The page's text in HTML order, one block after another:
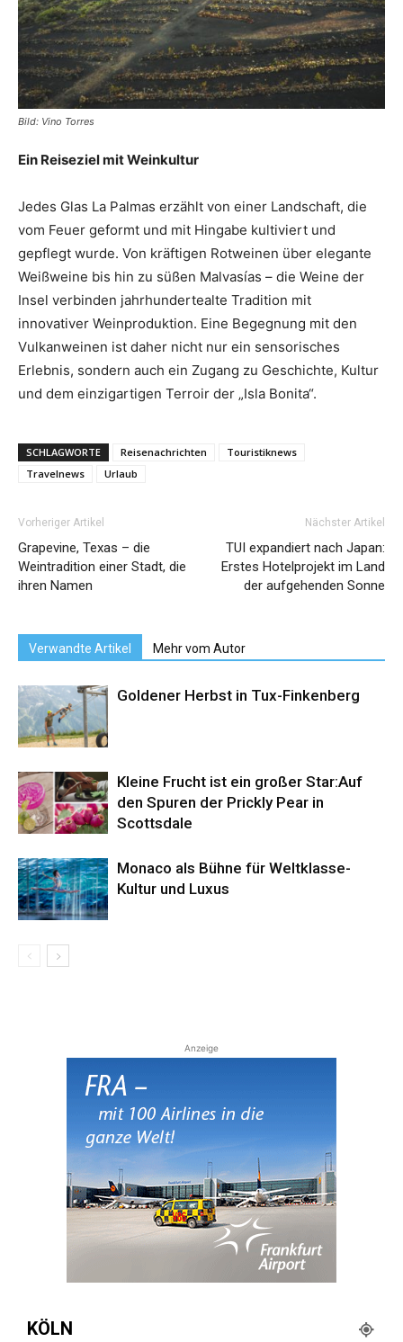
Bild: Vino Torres
Ein Reiseziel mit Weinkultur
Jedes Glas La Palmas erzählt von einer Landschaft, die
vom Feuer geformt und mit Hingabe kultiviert und
gepflegt wurde. Von kräftigen Rotweinen über elegante
Weißweine bis hin zu süßen Malvasías – die Weine der
Insel verbinden jahrhundertealte Tradition mit
innovativer Weinproduktion. Eine Begegnung mit den
Vulkanweinen ist daher nicht nur ein sensorisches
Erlebnis, sondern auch ein Zugang zu Geschichte, Kultur
und dem einzigartigen Terroir der „Isla Bonita“.
SCHLAGWORTE Reisenachrichten
Touristiknews
Travelnews
Urlaub
Vorheriger Artikel
Grapevine, Texas – die
Weintradition einer Stadt, die
ihren Namen
Nächster Artikel
TUI expandiert nach Japan:
Erstes Hotelprojekt im Land
der aufgehenden Sonne
Verwandte Artikel Mehr vom Autor
Goldener Herbst in Tux-Finkenberg
Kleine Frucht ist ein großer Star:Auf
den Spuren der Prickly Pear in
Scottsdale
Monaco als Bühne für Weltklasse-
Kultur und Luxus
Anzeige
KÖLN